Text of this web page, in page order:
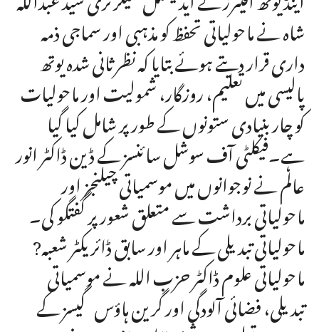
شاہ نے ماحولیاتی تحفظ کو مذہبی اور سماجی ذمہ
داری قرار دیتے ہوئے بتایا کہ نظرثانی شدہ یوتھ
پالیسی میں تعلیم، روزگار، شمولیت اور ماحولیات
کو چار بنیادی ستونوں کے طور پر شامل کیا گیا
ہے۔فیکلٹی آف سوشل سائنسز کے ڈین ڈاکٹر انور
عالم نے نوجوانوں میں موسمیاتی چیلنجز اور
ماحولیاتی برداشت سے متعلق شعور پر گفتگو کی۔
ماحولیاتی تبدیلی کے ماہر اور سابق ڈائریکٹر شعبہ?
ماحولیاتی علوم ڈاکٹر حزب اللہ نے موسمیاتی
تبدیلی، فضائی آلودگی اور گرین ہاؤس گیسز کے